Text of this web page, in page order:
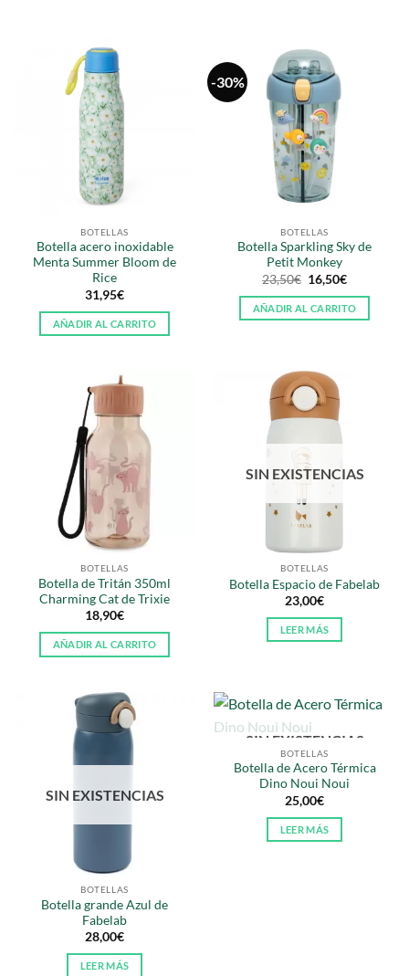
BOTELLAS
Botella acero inoxidable
Menta Summer Bloom de
Rice
31,95€
AÑADIR AL CARRITO
-30%
BOTELLAS
Botella Sparkling Sky de
Petit Monkey
23,50€ El
precio
original
era:
16,50€El
actual
es:
AÑADIR AL CARRITO
BOTELLAS
Botella de Tritán 350ml
Charming Cat de Trixie
18,90€
AÑADIR AL CARRITO
SIN EXISTENCIAS
BOTELLAS
Botella Espacio de Fabelab
23,00€
LEER MÁS
SIN EXISTENCIAS
BOTELLAS
Botella grande Azul de
Fabelab
28,00€
LEER MÁS
SIN EXISTENCIAS
BOTELLAS
Botella de Acero Térmica
Dino Noui Noui
25,00€
LEER MÁS